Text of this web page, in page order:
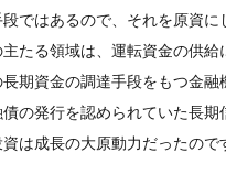
ではあるので、それを原資
たる領域は、運転資金の供
期資金の調達手段をもつ金融
の発行を認められていた長
は成長の大原動力だったの